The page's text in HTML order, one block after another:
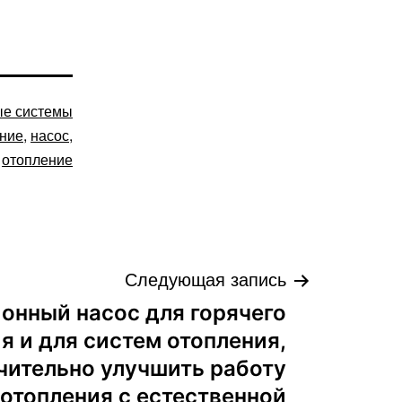
системы
, насос,
отопление
Следующая запись
насос для горячего
и для систем отопления,
улучшить работу
с естественной